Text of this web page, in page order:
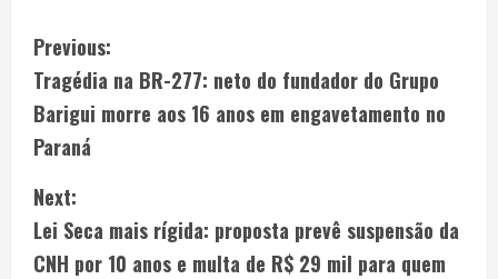
Previous:
Tragédia na BR-277: neto do fundador do Grupo
Barigui morre aos 16 anos em engavetamento no
Paraná
Next:
Lei Seca mais rígida: proposta prevê suspensão da
CNH por 10 anos e multa de R$ 29 mil para quem